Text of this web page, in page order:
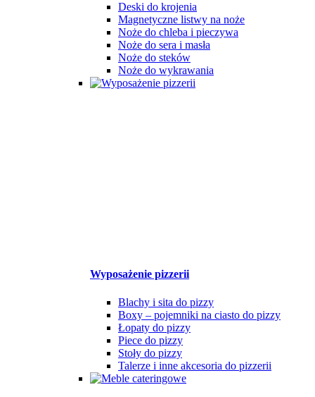
Deski do krojenia
Magnetyczne listwy na noże
Noże do chleba i pieczywa
Noże do sera i masła
Noże do steków
Noże do wykrawania
Wyposażenie pizzerii
Blachy i sita do pizzy
Boxy – pojemniki na ciasto do pizzy
Łopaty do pizzy
Piece do pizzy
Stoły do pizzy
Talerze i inne akcesoria do pizzerii